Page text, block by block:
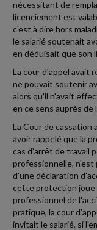
nécessitant de
licenciement est
c'est à dire hors
le salarié soutenait
en déduisait que son
La cour d'appel avait
ne pouvait soutenir
alors qu'il n'avait
en ce sens auprès de
La Cour de cassation
avoir rappelé que la
cas d'arrêt de travail
professionnelle, n'est
d'une déclaration
cette protection joue
professionnel de
pratique, la cour
invitait le salarié, si